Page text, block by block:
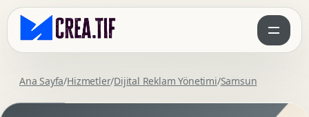
Ana Sayfa/Hizmetler/Dijital Reklam Yönetimi/Samsun